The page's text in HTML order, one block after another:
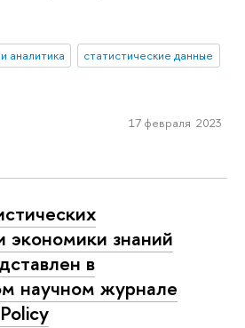
аналитика
статистические данные
17 февраля 2023
экономики знаний
в
научном журнале